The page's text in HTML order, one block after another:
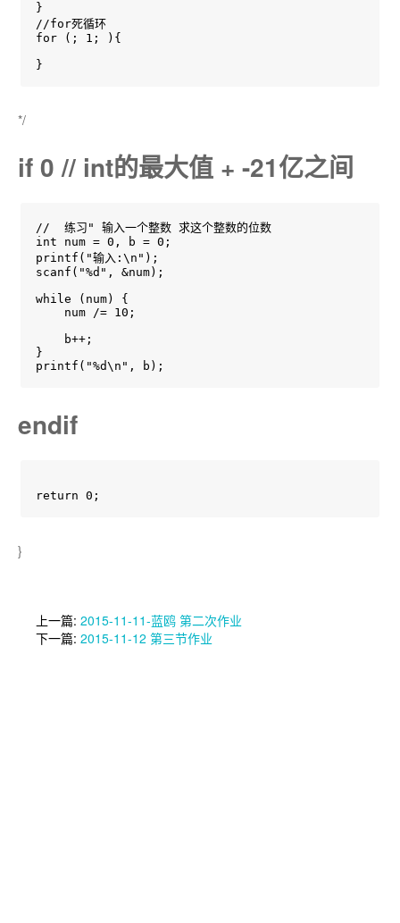
}
//for死循环
for (; 1; ){
}
*/
if 0 // int的最大值 + -21亿之间
//  练习" 输入一个整数 求这个整数的位数
int num = 0, b = 0;
printf("输入:\n");
scanf("%d", &num);
while (num) {
    num /= 10;
    b++;
}
endif
return 0;
}
上一篇: 2015-11-11-蓝鸥 第二次作业
下一篇: 2015-11-12 第三节作业